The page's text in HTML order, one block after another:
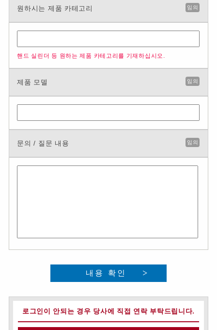
원하시는 제품 카테고리 임의
핸드 실린더 등 원하는 제품 카테고리를 기재하십시오.
제품 모델 임의
문의 / 질문 내용 임의
내용 확인
로그인이 안되는 경우 당사에 직접 연락 부탁드립니다.